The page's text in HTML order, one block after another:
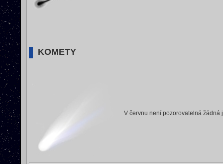
KOMETY
V červnu není pozorovatelná žádná